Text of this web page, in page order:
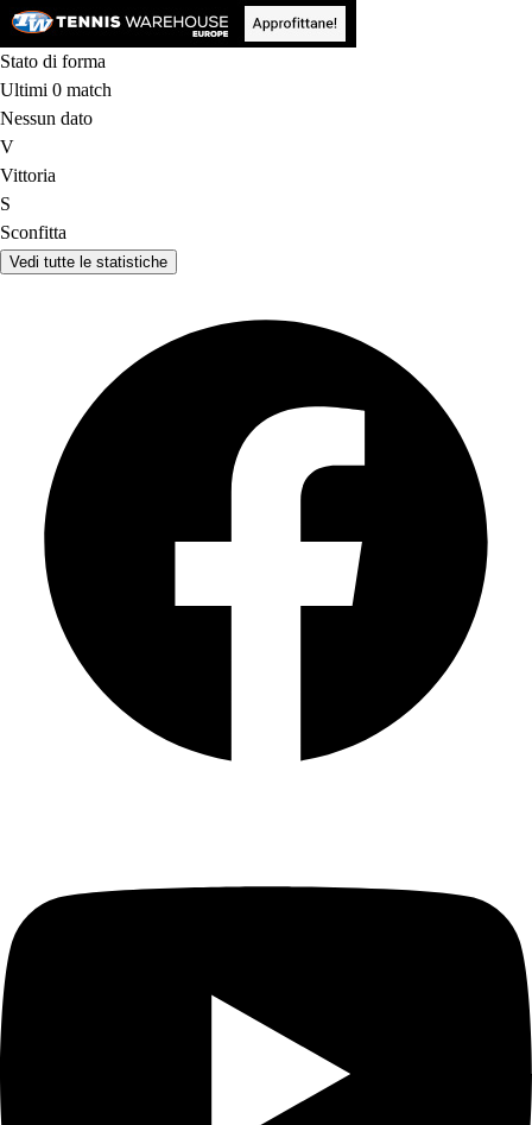
Stato di forma
Ultimi 0 match
Nessun dato
V
Vittoria
S
Sconfitta
Vedi tutte le statistiche